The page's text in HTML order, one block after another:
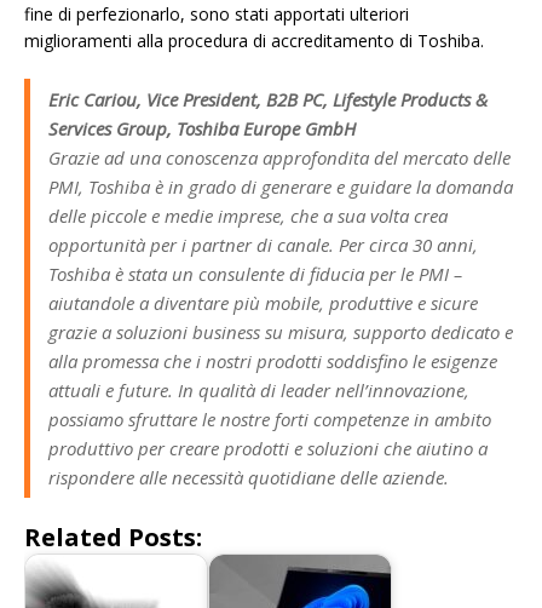
fine di perfezionarlo, sono stati apportati ulteriori
miglioramenti alla procedura di accreditamento di Toshiba.
Eric Cariou, Vice President, B2B PC, Lifestyle Products &
Services Group, Toshiba Europe GmbH
Grazie ad una conoscenza approfondita del mercato delle
PMI, Toshiba è in grado di generare e guidare la domanda
delle piccole e medie imprese, che a sua volta crea
opportunità per i partner di canale. Per circa 30 anni,
Toshiba è stata un consulente di fiducia per le PMI –
aiutandole a diventare più mobile, produttive e sicure
grazie a soluzioni business su misura, supporto dedicato e
alla promessa che i nostri prodotti soddisfino le esigenze
attuali e future. In qualità di leader nell’innovazione,
possiamo sfruttare le nostre forti competenze in ambito
produttivo per creare prodotti e soluzioni che aiutino a
rispondere alle necessità quotidiane delle aziende.
Related Posts: